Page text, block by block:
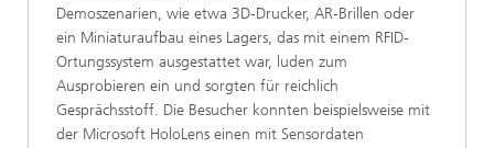
Demoszenarien, wie etwa 3D-Drucker, AR-Brillen oder
ein Miniaturaufbau eines Lagers, das mit einem RFID-
Ortungssystem ausgestattet war, luden zum
Ausprobieren ein und sorgten für reichlich
Gesprächsstoff. Die Besucher konnten beispielsweise mit
der Microsoft HoloLens einen mit Sensordaten